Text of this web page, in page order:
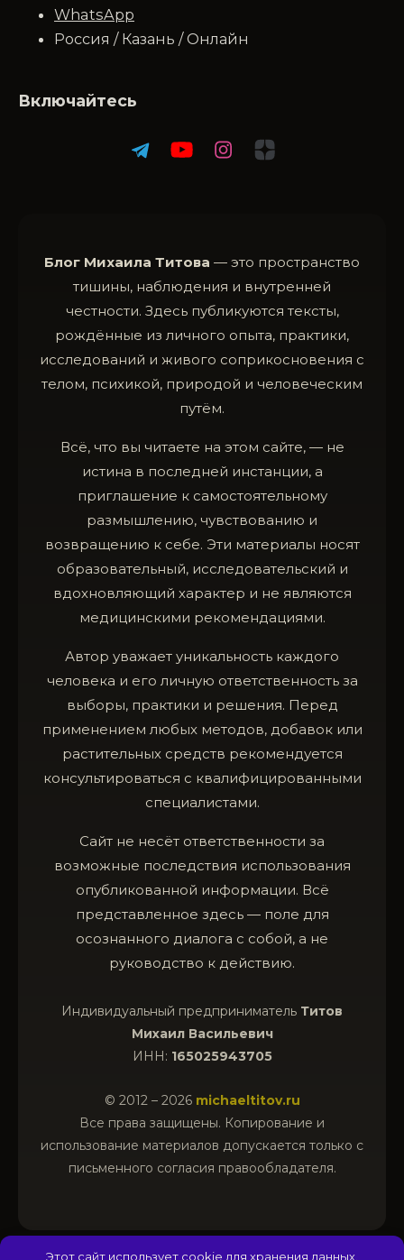
WhatsApp
Россия / Казань / Онлайн
Включайтесь
Блог Михаила Титова — это пространство
тишины, наблюдения и внутренней
честности. Здесь публикуются тексты,
рождённые из личного опыта, практики,
исследований и живого соприкосновения с
телом, психикой, природой и человеческим
путём.
Всё, что вы читаете на этом сайте, — не
истина в последней инстанции, а
приглашение к самостоятельному
размышлению, чувствованию и
возвращению к себе. Эти материалы носят
образовательный, исследовательский и
вдохновляющий характер и не являются
медицинскими рекомендациями.
Автор уважает уникальность каждого
человека и его личную ответственность за
выборы, практики и решения. Перед
применением любых методов, добавок или
растительных средств рекомендуется
консультироваться с квалифицированными
специалистами.
Сайт не несёт ответственности за
возможные последствия использования
опубликованной информации. Всё
представленное здесь — поле для
осознанного диалога с собой, а не
руководство к действию.
Индивидуальный предприниматель Титов
Михаил Васильевич
ИНН: 165025943705
© 2012 – 2026 michaeltitov.ru
Все права защищены. Копирование и
использование материалов допускается только с
письменного согласия правообладателя.
Этот сайт использует cookie для хранения данных.